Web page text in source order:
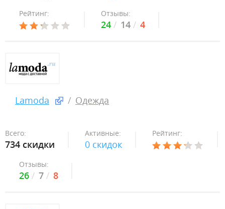
Рейтинг: Отзывы:
24 14 4
Lamoda Одежда
Всего:
734 скидки
Активные:
0 скидок
Рейтинг:
Отзывы:
26 7 8